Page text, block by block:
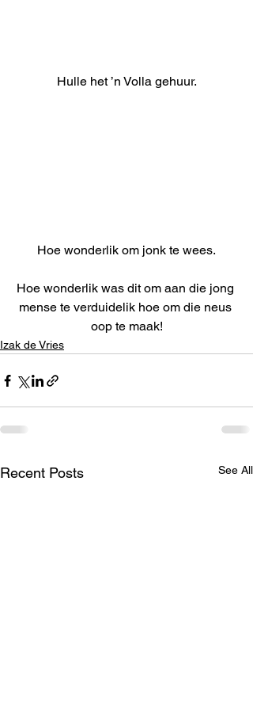
Hulle het ’n Volla gehuur.
Hoe wonderlik om jonk te wees.
Hoe wonderlik was dit om aan die jong
mense te verduidelik hoe om die neus
oop te maak!
Izak de Vries
Recent Posts See All